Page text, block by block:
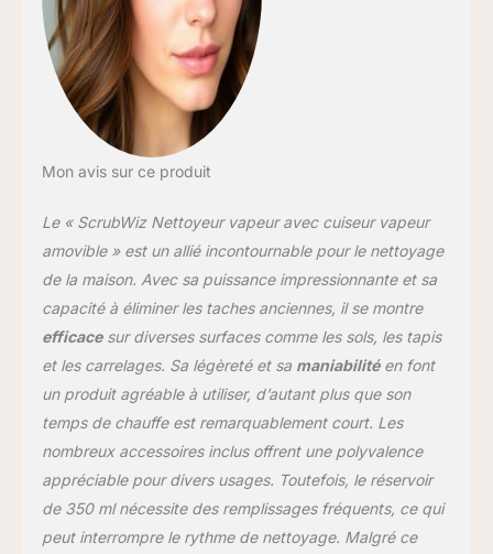
et les taches tenaces sur
diverses surfaces
intérieures et extérieures
Mon avis sur ce produit
Le « ScrubWiz Nettoyeur vapeur avec cuiseur vapeur
amovible » est un allié incontournable pour le nettoyage
de la maison. Avec sa puissance impressionnante et sa
capacité à éliminer les taches anciennes, il se montre
efficacesur diverses surfaces comme les sols, les tapis
et les carrelages. Sa légèreté et sa maniabilitéen font
un produit agréable à utiliser, d’autant plus que son
temps de chauffe est remarquablement court. Les
nombreux accessoires inclus offrent une polyvalence
appréciable pour divers usages. Toutefois, le réservoir
de 350 ml nécessite des remplissages fréquents, ce qui
peut interrompre le rythme de nettoyage. Malgré ce